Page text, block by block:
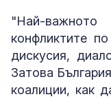
"Най-
конфликтите
дискусия,
Затова
коалиции, как